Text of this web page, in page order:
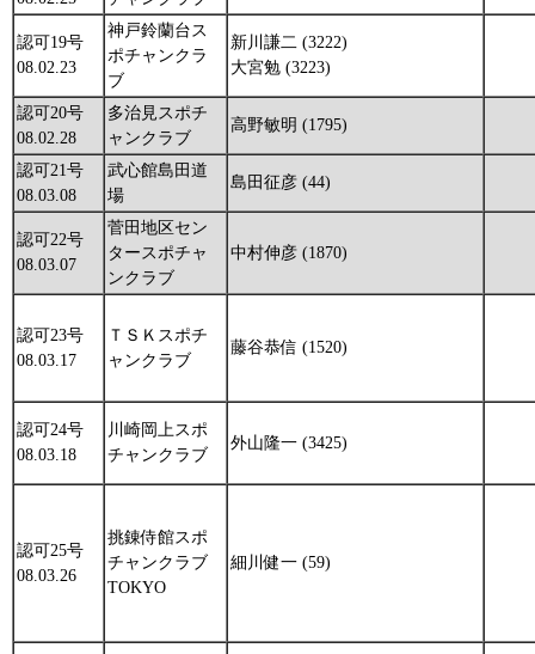
認可19号
08.02.23
神戸鈴蘭台ス
ポチャンクラ
ブ
新川謙二 (3222)
大宮勉 (3223)
認可20号
08.02.28
多治見スポチ
ャンクラブ
高野敏明 (1795)
認可21号
08.03.08
武心館島田道
場
島田征彦 (44)
認可22号
08.03.07
菅田地区セン
タースポチャ
ンクラブ
中村伸彦 (1870)
認可23号
08.03.17
ＴＳＫスポチ
ャンクラブ
藤谷恭信 (1520)
認可24号
08.03.18
川崎岡上スポ
チャンクラブ
外山隆一 (3425)
認可25号
08.03.26
挑錬侍館スポ
チャンクラブ
TOKYO
細川健一 (59)